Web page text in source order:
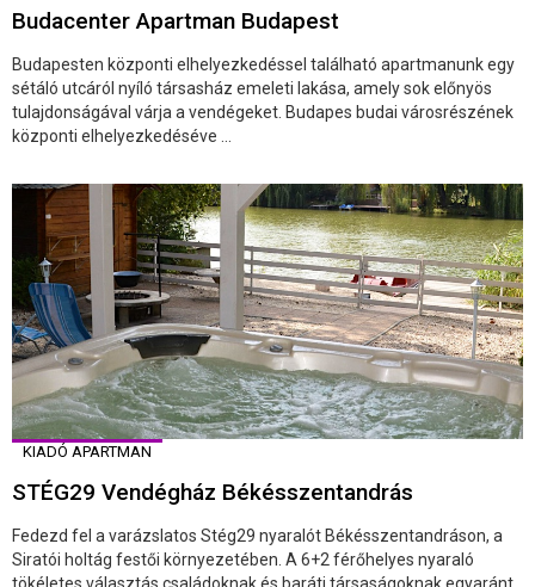
Budacenter Apartman Budapest
Budapesten központi elhelyezkedéssel található apartmanunk egy
sétáló utcáról nyíló társasház emeleti lakása, amely sok előnyös
tulajdonságával várja a vendégeket. Budapes budai városrészének
központi elhelyezkedéséve ...
KIADÓ APARTMAN
STÉG29 Vendégház Békésszentandrás
Fedezd fel a varázslatos Stég29 nyaralót Békésszentandráson, a
Siratói holtág festői környezetében. A 6+2 férőhelyes nyaraló